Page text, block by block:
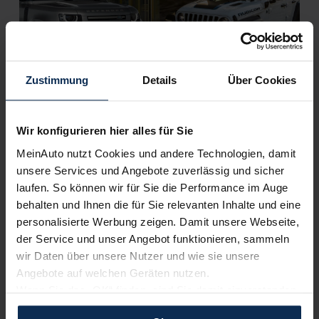
Zustimmung Details Über Cookies
Wir konfigurieren hier alles für Sie
MeinAuto nutzt Cookies und andere Technologien, damit
unsere Services und Angebote zuverlässig und sicher
laufen. So können wir für Sie die Performance im Auge
behalten und Ihnen die für Sie relevanten Inhalte und eine
personalisierte Werbung zeigen. Damit unsere Webseite,
der Service und unser Angebot funktionieren, sammeln
wir Daten über unsere Nutzer und wie sie unsere
Angebote auf welchen Geräten nutzen.
Wenn Sie das „OK“ finden, sind Sie damit einverstanden
und erlauben uns Cookies für unseren Service zu
Land Rover Defender oder Jeep Wrangler (Test
KI-generiert